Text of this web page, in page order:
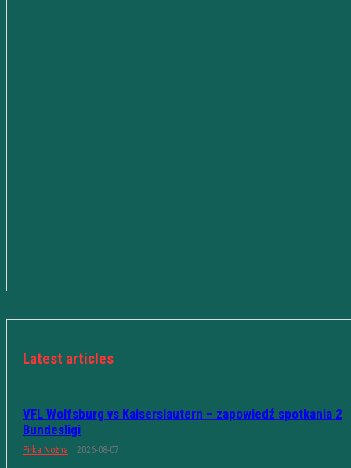
Latest articles
VFL Wolfsburg vs Kaiserslautern – zapowiedź spotkania 2
Bundesligi
Piłka Nożna 2026-08-07